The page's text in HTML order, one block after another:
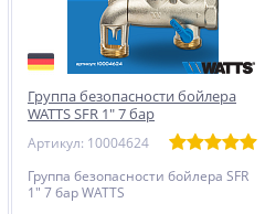
Группа безопасности бойлера
WATTS SFR 1" 7 бар
Артикул: 10004624
Группа безопасности бойлера SFR
1" 7 бар WATTS